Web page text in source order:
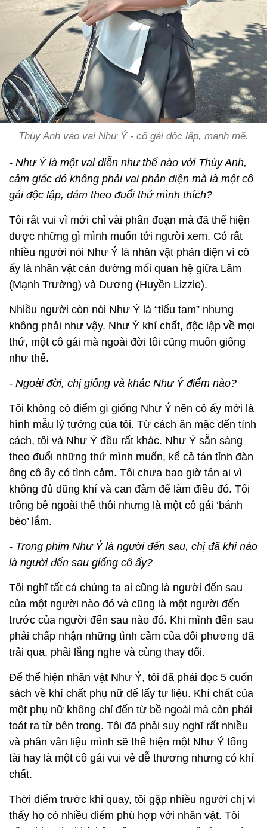
Thùy Anh vào vai Như Ý - cô gái độc lập, mạnh mẽ.
- Như Ý là một vai diễn như thế nào với Thùy Anh,
cảm giác đó không phải vai phản diện mà là một cô
gái độc lập, dám theo đuổi thứ mình thích?
Tôi rất vui vì mới chỉ vài phân đoạn mà đã thể hiện
được những gì mình muốn tới người xem. Có rất
nhiều người nói Như Ý là nhân vật phản diện vì cô
ấy là nhân vật cản đường mối quan hệ giữa Lâm
(Mạnh Trường) và Dương (Huyền Lizzie).
Nhiều người còn nói Như Ý là “tiểu tam” nhưng
không phải như vậy. Như Ý khí chất, độc lập về mọi
thứ, một cô gái mà ngoài đời tôi cũng muốn giống
như thế.
- Ngoài đời, chị giống và khác Như Ý điểm nào?
Tôi không có điểm gì giống Như Ý nên cô ấy mới là
hình mẫu lý tưởng của tôi. Từ cách ăn mặc đến tính
cách, tôi và Như Ý đều rất khác. Như Ý sẵn sàng
theo đuổi những thứ mình muốn, kể cả tán tỉnh đàn
ông cô ấy có tình cảm. Tôi chưa bao giờ tán ai vì
không đủ dũng khí và can đảm để làm điều đó. Tôi
trông bề ngoài thế thôi nhưng là một cô gái ‘bánh
bèo’ lắm.
- Trong phim Như Ý là người đến sau, chị đã khi nào
là người đến sau giống cô ấy?
Tôi nghĩ tất cả chúng ta ai cũng là người đến sau
của một người nào đó và cũng là một người đến
trước của người đến sau nào đó. Khi mình đến sau
phải chấp nhận những tình cảm của đối phương đã
trải qua, phải lắng nghe và cùng thay đổi.
Để thể hiện nhân vật Như Ý, tôi đã phải đọc 5 cuốn
sách về khí chất phụ nữ để lấy tư liệu. Khí chất của
một phụ nữ không chỉ đến từ bề ngoài mà còn phải
toát ra từ bên trong. Tôi đã phải suy nghĩ rất nhiều
và phân vân liệu mình sẽ thể hiện một Như Ý tổng
tài hay là một cô gái vui vẻ dễ thương nhưng có khí
chất.
Thời điểm trước khi quay, tôi gặp nhiều người chị vì
thấy họ có nhiều điểm phù hợp với nhân vật. Tôi